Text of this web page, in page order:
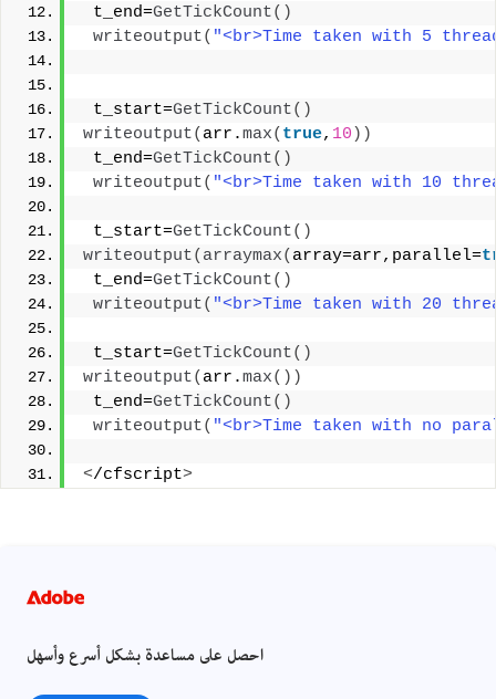
t_end=GetTickCount()
writeoutput( "<br>Time taken with 5
t_start=GetTickCount()
writeoutput( arr.max( true, 10 ))
t_end=GetTickCount()
writeoutput( "<br>Time taken with 10
t_start=GetTickCount()
writeoutput( arraymax( array=arr,parallel=
t_end=GetTickCount()
writeoutput( "<br>Time taken with 20
t_start=GetTickCount()
writeoutput( arr.max())
t_end=GetTickCount()
writeoutput( "<br>Time taken with no
</cfscript>
احصل على مساعدة بشكل أسرع وأسهل